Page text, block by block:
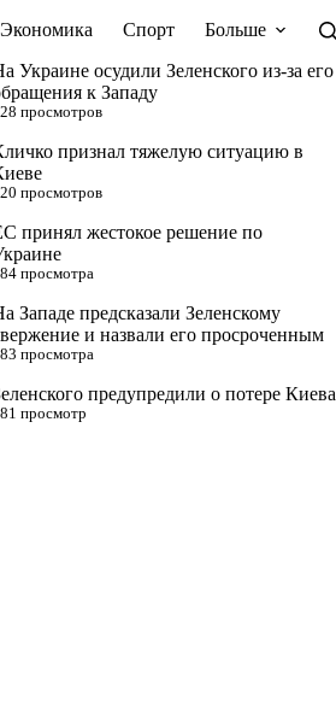
Экономика Спорт
Больше
Украине осудили Зеленского из-за его
к Западу
просмотров
признал тяжелую ситуацию в
просмотров
принял жестокое решение по
просмотра
Западе предсказали Зеленскому
и назвали его просроченным
просмотра
предупредили о потере Киева
просмотр